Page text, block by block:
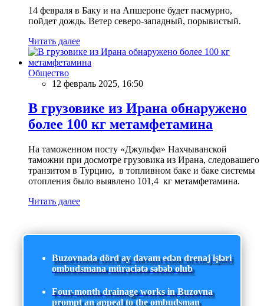
14 февраля в Баку и на Апшероне будет пасмурно,
пойдет дождь. Ветер северо-западный, порывистый.
Читать далее
Общество
12 февраль 2025, 16:50
В грузовике из Ирана обнаружено
более 100 кг метамфетамина
На таможенном посту «Джульфа» Нахчыванской
таможни при досмотре грузовика из Ирана, следовашего
транзитом в Турцию, в топливном баке и баке системы
отопления было выявлено 101,4 кг метамфетамина.
Читать далее
Buzovnada dörd ay davam edən drenaj işləri
ombudsmana müraciətə səbəb olub
Four-month drainage works in Buzovna
prompt an appeal to the ombudsman